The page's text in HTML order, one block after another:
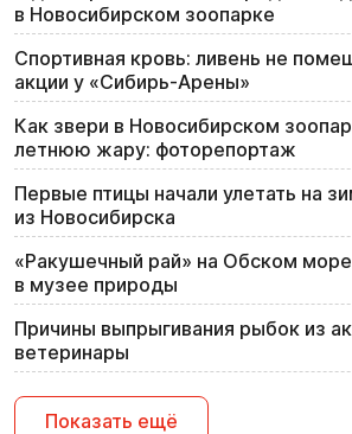
в Новосибирском зоопарке
Спортивная кровь: ливень не
акции у «Сибирь-Арены»
Как звери в Новосибирском
летнюю жару: фоторепортаж
Первые птицы начали улетать на
из Новосибирска
«Ракушечный рай» на Обском
в музее природы
Причины выпрыгивания рыбок из
ветеринары
Показать ещё